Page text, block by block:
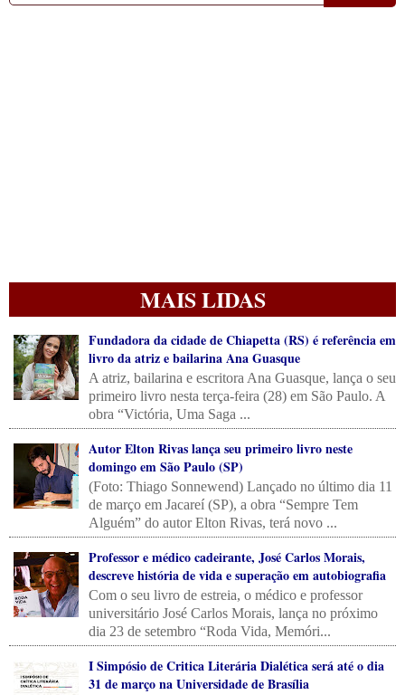
MAIS LIDAS
Fundadora da cidade de Chiapetta (RS) é referência em
livro da atriz e bailarina Ana Guasque
A atriz, bailarina e escritora Ana Guasque, lança o seu
primeiro livro nesta terça-feira (28) em São Paulo. A
obra “Victória, Uma Saga ...
Autor Elton Rivas lança seu primeiro livro neste
domingo em São Paulo (SP)
(Foto: Thiago Sonnewend) Lançado no último dia 11
de março em Jacareí (SP), a obra “Sempre Tem
Alguém” do autor Elton Rivas, terá novo ...
Professor e médico cadeirante, José Carlos Morais,
descreve história de vida e superação em autobiografia
Com o seu livro de estreia, o médico e professor
universitário José Carlos Morais, lança no próximo
dia 23 de setembro “Roda Vida, Memóri...
I Simpósio de Critica Literária Dialética será até o dia
31 de março na Universidade de Brasília